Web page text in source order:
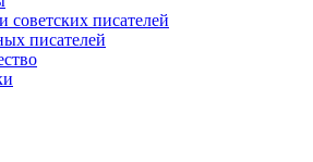
советских писателей
писателей